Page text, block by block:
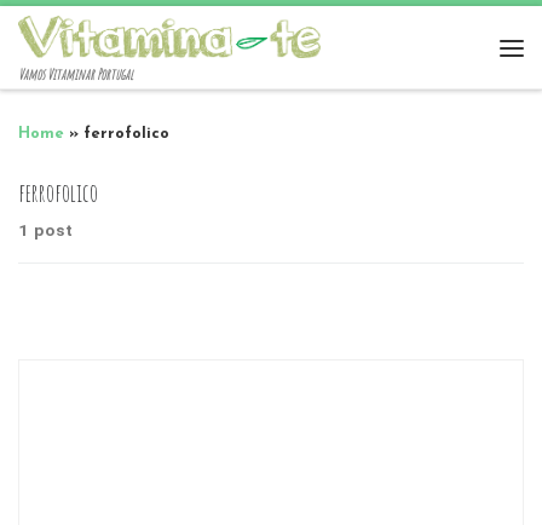
Vamos Vitaminar Portugal
Home » ferrofolico
ferrofolico
1 post